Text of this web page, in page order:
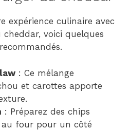
expérience culinaire avec
voici quelques
: Ce mélange
et carottes apporte
: Préparez des chips
four pour un côté